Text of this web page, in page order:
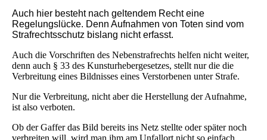
Auch hier besteht nach geltendem Recht eine
Regelungslücke. Denn Aufnahmen von Toten sind vom
Strafrechtsschutz bislang nicht erfasst.
Auch die Vorschriften des Nebenstrafrechts helfen nicht weiter,
denn auch § 33 des Kunsturhebergesetzes, stellt nur die die
Verbreitung eines Bildnisses eines Verstorbenen unter Strafe.
Nur die Verbreitung, nicht aber die Herstellung der Aufnahme,
ist also verboten.
Ob der Gaffer das Bild bereits ins Netz stellte oder später noch
verbreiten will, wird man ihm am Unfallort nicht so einfach